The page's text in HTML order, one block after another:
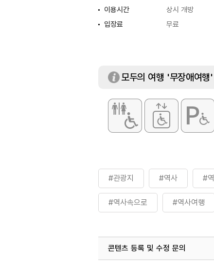
이용시간
상시 개방
입장료
무료
모두의 여행 '무장애여행'
#관광지 #역사 #
#역사속으로 #역사여행
콘텐츠 등록 및 수정 문의